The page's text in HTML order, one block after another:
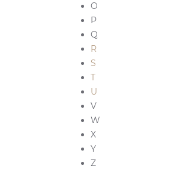
O
P
Q
R
S
T
U
V
W
X
Y
Z